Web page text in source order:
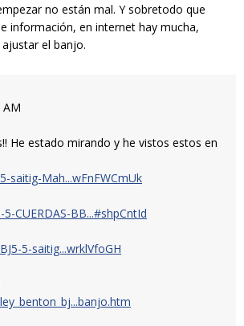
no están mal. Y sobretodo que
información, en internet hay mucha,
el banjo.
AM
He estado mirando y he vistos estos en
saitig-Mah...wFnFWCmUk
CUERDAS-BB...#shpCntId
5-saitig...wrklVfoGH